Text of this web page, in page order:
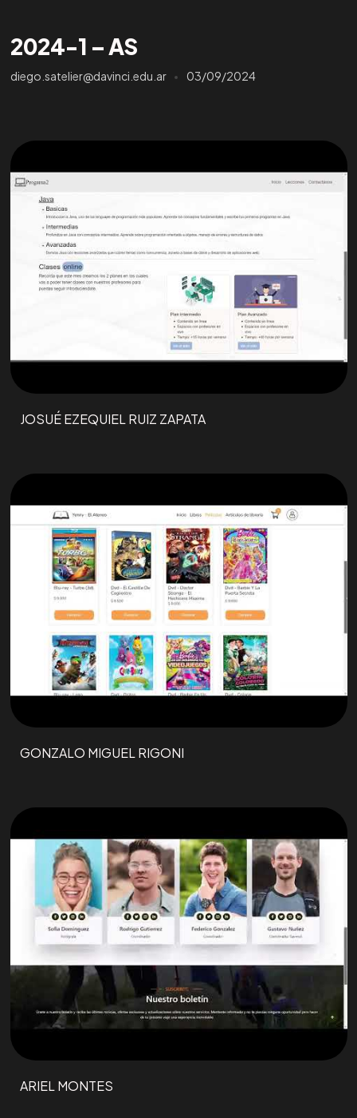
2024-1 – AS
diego.satelier@davinci.edu.ar 03/09/2024
JOSUÉ EZEQUIEL RUIZ ZAPATA
GONZALO MIGUEL RIGONI
ARIEL MONTES